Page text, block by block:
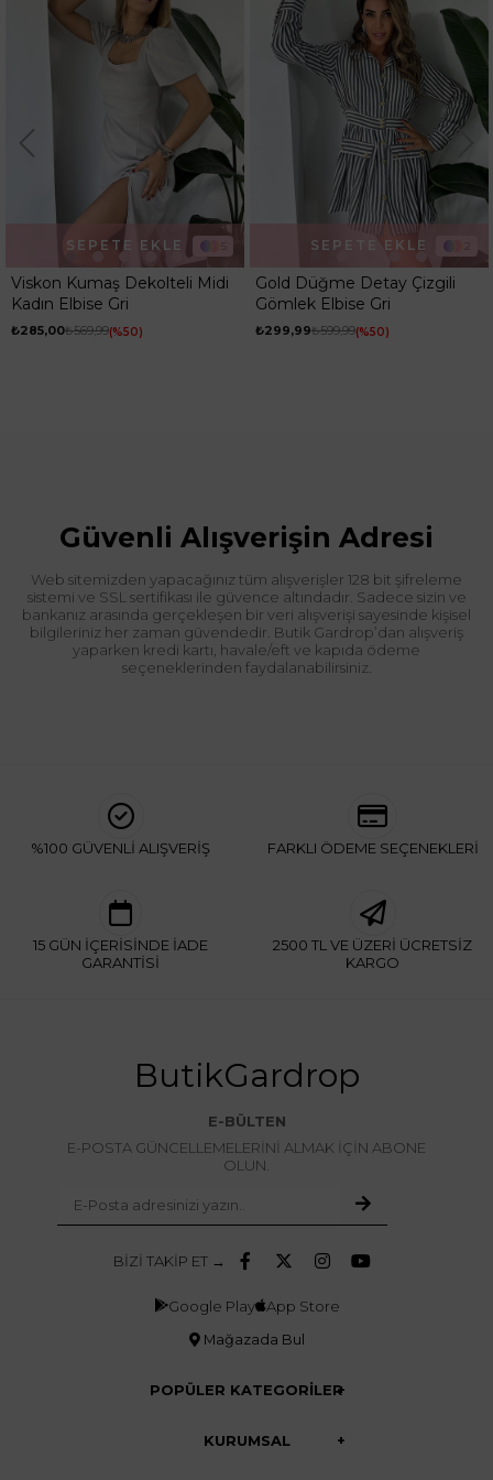
Viskon Kumaş Dekolteli Midi
Kadın Elbise Gri
₺285,00₺569,99 %50
SEPETE EKLE
Gold Düğme Detay Çizgili
Gömlek Elbise Gri
₺299,99₺599,99 %50
SEPETE EKLE
Güvenli Alışverişin Adresi
Web sitemizden yapacağınız tüm alışverişler 128 bit şifreleme
sistemi ve SSL sertifikası ile güvence altındadır. Sadece sizin ve
bankanız arasında gerçekleşen bir veri alışverişi sayesinde kişisel
bilgileriniz her zaman güvendedir. Butik Gardrop’dan alışveriş
yaparken kredi kartı, havale/eft ve kapıda ödeme
seçeneklerinden faydalanabilirsiniz.
%100 GÜVENLİ ALIŞVERİŞ FARKLI ÖDEME SEÇENEKLERİ
15 GÜN İÇERİSİNDE İADE
GARANTİSİ
2500 TL VE ÜZERİ ÜCRETSİZ
KARGO
ButikGardrop
E-BÜLTEN
E-POSTA GÜNCELLEMELERİNİ ALMAK İÇİN ABONE
OLUN.
BİZİ TAKİP ET →
Google Play App Store
Mağazada Bul
POPÜLER KATEGORİLER
KURUMSAL